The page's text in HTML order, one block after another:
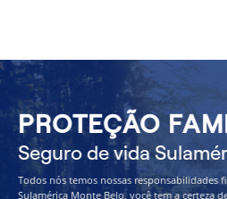
PROTEÇÃO
Seguro de vida
Todos nós temos nossas responsabilidades
Sulamérica Monte Belo, você tem a certeza